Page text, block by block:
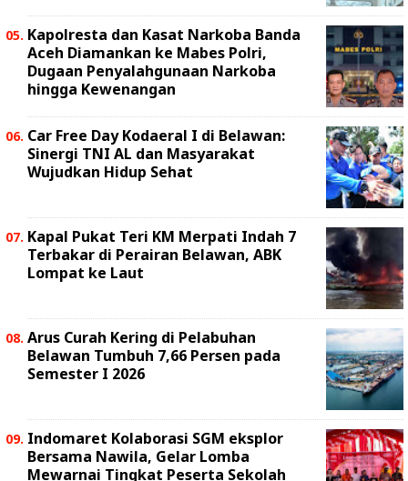
Kapolresta dan Kasat Narkoba Banda
Aceh Diamankan ke Mabes Polri,
Dugaan Penyalahgunaan Narkoba
hingga Kewenangan
Car Free Day Kodaeral I di Belawan:
Sinergi TNI AL dan Masyarakat
Wujudkan Hidup Sehat
Kapal Pukat Teri KM Merpati Indah 7
Terbakar di Perairan Belawan, ABK
Lompat ke Laut
Arus Curah Kering di Pelabuhan
Belawan Tumbuh 7,66 Persen pada
Semester I 2026
Indomaret Kolaborasi SGM eksplor
Bersama Nawila, Gelar Lomba
Mewarnai Tingkat Peserta Sekolah